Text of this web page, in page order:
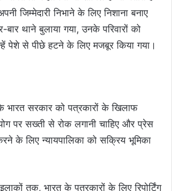
जिम्मेदारी निभाने के लिए निशाना बनाए
थाने बुलाया गया, उनके परिवारों को
पेशे से पीछे हटने के लिए मजबूर किया गया।
भारत सरकार को पत्रकारों के खिलाफ
पर सख्ती से रोक लगानी चाहिए और प्रेस
के लिए न्यायपालिका को सक्रिय भूमिका
तक, भारत के पत्रकारों के लिए रिपोर्टिंग